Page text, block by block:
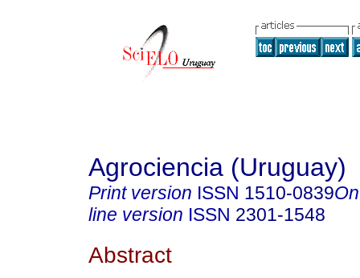
Agrociencia (Uruguay)
Print version ISSN 1510-0839
line version ISSN 2301-1548
Abstract